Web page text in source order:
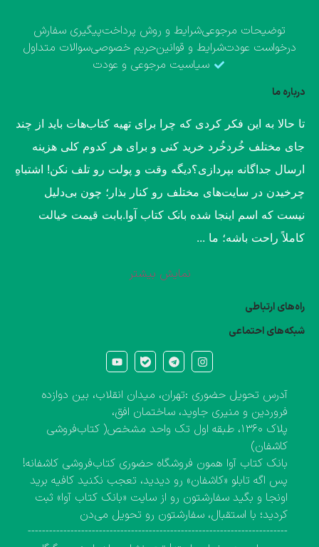
توضیحات مرجوعیشرایط و روش پرداختپیگیری سفارش
درخواست عودتشرایط و قوانینحریم خصوصیسوالات متداول
سیاسیت مرجوعی و عودت
درباره ما
​تا حالا به این فکر کردی که چرا برای تهیه کتاب‌هات باید از چند
جای مختلف خُردخُرد خرید کنی و برای هر کدوم کلی هزینه
ارسال جداگانه بپردازی؟​دیگه وقت و پولت رو تلف نکن! اشتباهِ
چرخیدن در سایت‌های مختلف رو کنار بذار؛ چون بی‌دلیل
نیست که اسم اینجا شده بانک کتاب آوا.​بابت قیمت خیالت
کاملاً راحت باشه؛ ما ...
نمایش بیشتر
راه‌های ارتباطی
شبکه‌های احتماعی
آدرس تحویل حضوری :تهران، میدان انقلاب، بین دوازده
فروردین و منیری جاوید، ساختمان افق،
پلاک ۱۳۶۰، طبقه اول تک واحد مشخص( کتاب‌فروشی
کاشفان)
بانک کتاب آوا همون فروشگاه حضوری کتاب‌فروشی کاشفانه!
پس اگه تابلو «کاشفان» رو دیدید، تعجب نکنید کافیه برید
اونجا و بگید سفارشتون رو از سایت «بانک کتاب آوا» ثبت
کردید؛ با استقبال، سفارشتون رو تحویل می‌دن
-------------------------------------------------------------------------